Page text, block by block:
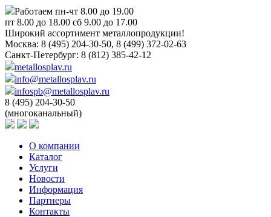
Работаем пн-чт 8.00 до 19.00
пт 8.00 до 18.00 сб 9.00 до 17.00
Широкий ассортимент металлопродукции!
Москва: 8 (495) 204-30-50, 8 (499) 372-02-63
Санкт-Петербург: 8 (812) 385-42-12
metallosplav.ru
info@metallosplav.ru
infospb@metallosplav.ru
8 (495) 204-30-50
(многоканальный)
О компании
Каталог
Услуги
Новости
Информация
Партнеры
Контакты